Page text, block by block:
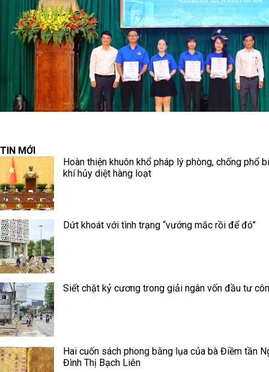
TIN MỚI
Hoàn thiện khuôn khổ pháp lý phòng, chống phổ
khí hủy diệt hàng loạt
Dứt khoát với tình trạng “vướng mắc rồi để đó”
Siết chặt kỷ cương trong giải ngân vốn đầu tư
Hai cuốn sách phong bằng lụa của bà Điềm tần
Đình Thị Bạch Liên